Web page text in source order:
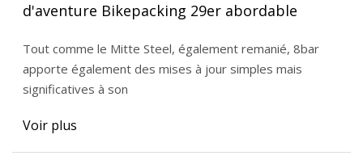
d'aventure Bikepacking 29er abordable
Tout comme le Mitte Steel, également remanié, 8bar
apporte également des mises à jour simples mais
significatives à son
Voir plus